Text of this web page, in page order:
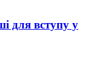
для вступу у